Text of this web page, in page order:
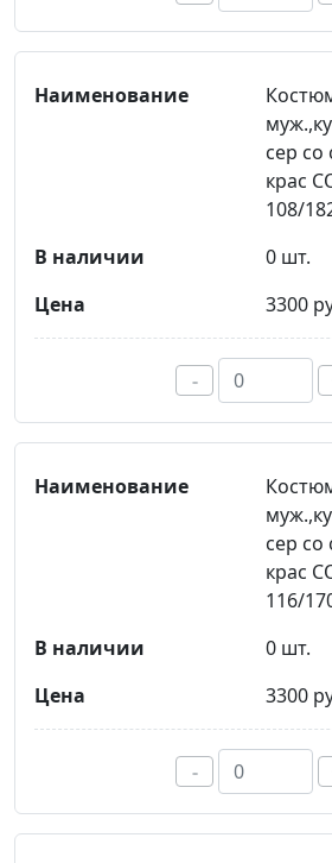
сер со
крас
108/
0 шт.
3300
-
сер со
крас
116/
0 шт.
3300
-